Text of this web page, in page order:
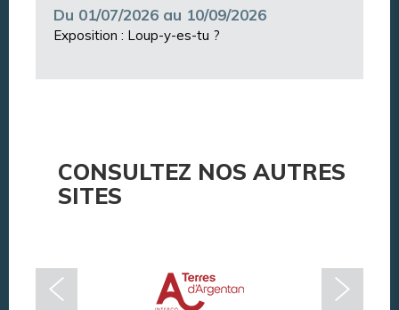
Du 01/07/2026 au 10/09/2026
Exposition : Loup-y-es-tu ?
CONSULTEZ NOS AUTRES
SITES